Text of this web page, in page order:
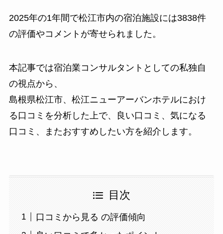
2025年の1年間で松江市内の宿泊施設には3838件
の評価やコメントが寄せられました。
本記事では宿泊業コンサルタントとしての私独自
の視点から、
島根県松江市、松江ニューアーバンホテルにおけ
る口コミを分析した上で、良い口コミ、気になる
口コミ、またおすすめしたい方を紹介します。
目次
口コミから見る の評価傾向